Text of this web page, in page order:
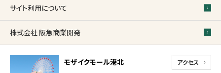
サイト利用について
株式会社 阪急商業開発
モザイクモール港北 アクセス